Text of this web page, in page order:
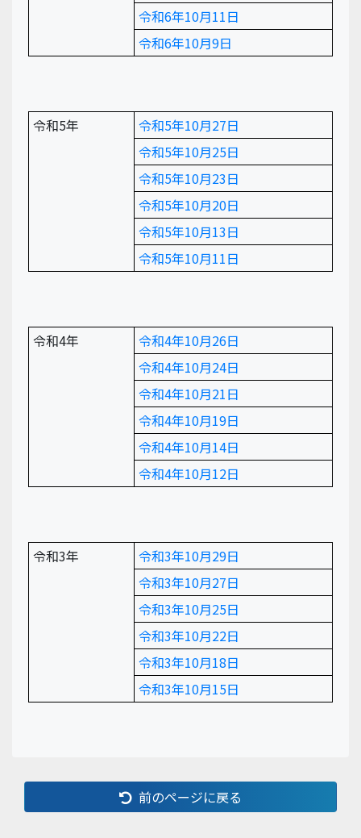
令和6年10月11日
令和6年10月9日
令和5年
令和5年10月27日
令和5年10月25日
令和5年10月23日
令和5年10月20日
令和5年10月13日
令和5年10月11日
令和4年
令和4年10月26日
令和4年10月24日
令和4年10月21日
令和4年10月19日
令和4年10月14日
令和4年10月12日
令和3年
令和3年10月29日
令和3年10月27日
令和3年10月25日
令和3年10月22日
令和3年10月18日
令和3年10月15日
前のページに戻る